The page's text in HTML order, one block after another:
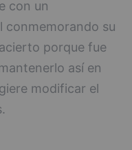
con un
conmemorando su
porque fue
así en
modificar el